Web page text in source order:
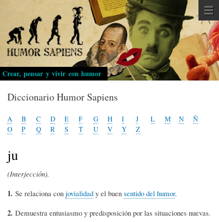
Pasar
al
contenido
principal
Crear, pensar y vivir con humor
Diccionario Humor Sapiens
A B C D E F G H I J L M N
Ñ
O
P Q R S T U V Y Z
ju
(Interjección).
1. Se relaciona con jovialidad y el buen sentido del humor.
2. Demuestra entusiasmo y predisposición por las situaciones nuevas.